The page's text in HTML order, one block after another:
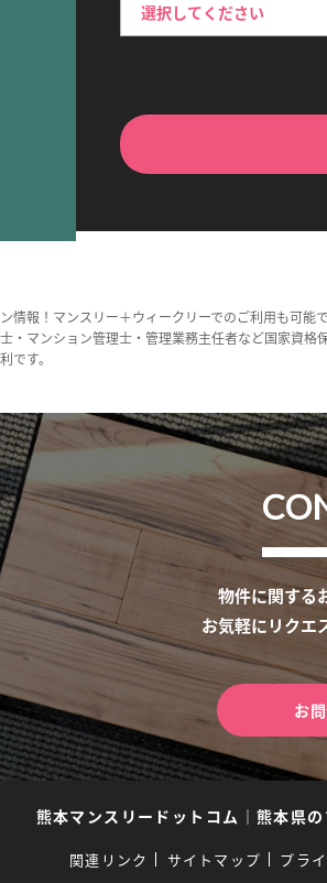
情報！マンスリー＋ウィークリーでのご利用も可能
・マンション管理士・管理業務主任者など国家資
です。
物件に関する
お気軽にリクエ
お
熊本マンスリードットコム ｜ 熊本県
関連リンク サイトマップ プラ